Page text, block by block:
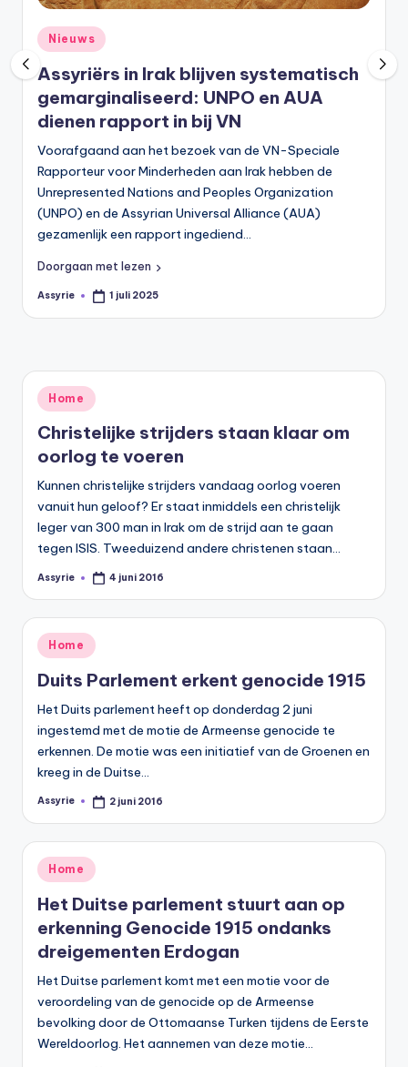
ri
n
Geplaatst
in
Nieuws
Assyriërs in Irak blijven systematisch
gemarginaliseerd: UNPO en AUA
dienen rapport in bij VN
Voorafgaand aan het bezoek van de VN-Speciale
Rapporteur voor Minderheden aan Irak hebben de
Unrepresented Nations and Peoples Organization
(UNPO) en de Assyrian Universal Alliance (AUA)
gezamenlijk een rapport ingediend…
Doorgaan met lezen
Geplaatst
Assyrie 1 juli 2025
Geplaatst
in
Home
Christelijke strijders staan klaar om
oorlog te voeren
Kunnen christelijke strijders vandaag oorlog voeren
vanuit hun geloof? Er staat inmiddels een christelijk
leger van 300 man in Irak om de strijd aan te gaan
tegen ISIS. Tweeduizend andere christenen staan…
Geplaatst
Assyrie 4 juni 2016
Geplaatst
Home
Duits Parlement erkent genocide 1915
Het Duits parlement heeft op donderdag 2 juni
ingestemd met de motie de Armeense genocide te
erkennen. De motie was een initiatief van de Groenen en
kreeg in de Duitse…
Geplaatst
Assyrie 2 juni 2016
Geplaatst
Home
Het Duitse parlement stuurt aan op
erkenning Genocide 1915 ondanks
dreigementen Erdogan
Het Duitse parlement komt met een motie voor de
veroordeling van de genocide op de Armeense
bevolking door de Ottomaanse Turken tijdens de Eerste
Wereldoorlog. Het aannemen van deze motie…